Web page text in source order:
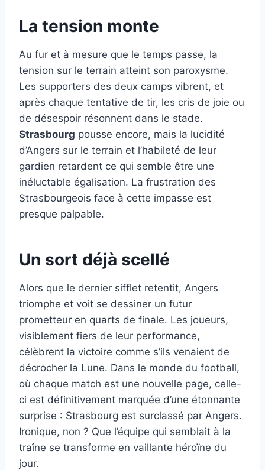
La tension monte
Au fur et à mesure que le temps passe, la
tension sur le terrain atteint son paroxysme.
Les supporters des deux camps vibrent, et
après chaque tentative de tir, les cris de joie ou
de désespoir résonnent dans le stade.
Strasbourg pousse encore, mais la lucidité
d’Angers sur le terrain et l’habileté de leur
gardien retardent ce qui semble être une
inéluctable égalisation. La frustration des
Strasbourgeois face à cette impasse est
presque palpable.
Un sort déjà scellé
Alors que le dernier sifflet retentit, Angers
triomphe et voit se dessiner un futur
prometteur en quarts de finale. Les joueurs,
visiblement fiers de leur performance,
célèbrent la victoire comme s’ils venaient de
décrocher la Lune. Dans le monde du football,
où chaque match est une nouvelle page, celle-
ci est définitivement marquée d’une étonnante
surprise : Strasbourg est surclassé par Angers.
Ironique, non ? Que l’équipe qui semblait à la
traîne se transforme en vaillante héroïne du
jour.